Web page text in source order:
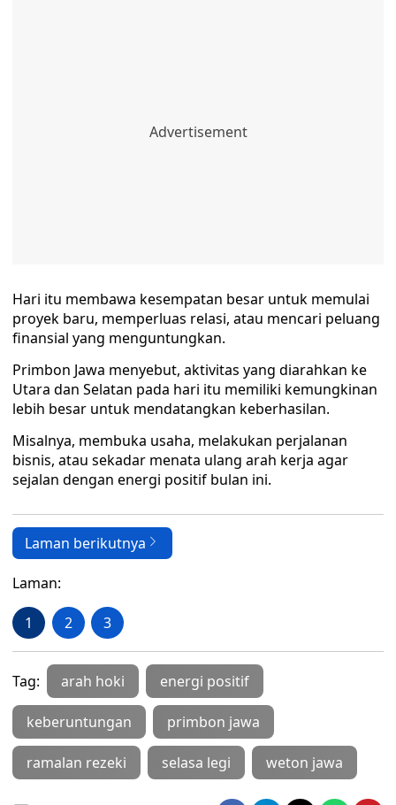
Hari itu membawa kesempatan besar untuk memulai
proyek baru, memperluas relasi, atau mencari peluang
finansial yang menguntungkan.
Primbon Jawa menyebut, aktivitas yang diarahkan ke
Utara dan Selatan pada hari itu memiliki kemungkinan
lebih besar untuk mendatangkan keberhasilan.
Misalnya, membuka usaha, melakukan perjalanan
bisnis, atau sekadar menata ulang arah kerja agar
sejalan dengan energi positif bulan ini.
Laman berikutnya
Laman:
1 2 3
Tag: arah hoki energi positif
keberuntungan primbon jawa
ramalan rezeki selasa legi weton jawa